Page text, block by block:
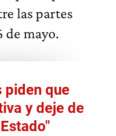
las partes
de mayo.
piden que
y deje de